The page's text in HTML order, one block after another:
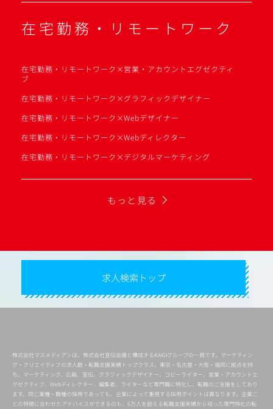
在宅勤務・リモートワーク
在宅勤務・リモートワーク×営業・アカウントエグゼクティ
ブ
在宅勤務・リモートワーク×グラフィックデザイナー
在宅勤務・リモートワーク×Webデザイナー
在宅勤務・リモートワーク×Webディレクター
在宅勤務・リモートワーク×デジタルマーケティング
もっと見る
求人検索トップ
株式会社マスメディアンは、株式会社宣伝会議と構成するKAIGIグループの一員です。マーケティン
グ・クリエイティブの求人数・転職支援実績トップクラス。東京・名古屋・大阪・福岡に拠点を持
ち、マーケティング、広報、宣伝、グラフィックデザイナー、コピーライター、営業・アカウントエ
グゼクティブ、Webディレクター、編集者、ライターなど専門職に特化し、転職のご支援をしており
ます。同じ業種・職種の採用であっても、企業によって重視する採用ポイントは異なります。企業ご
との特徴に合わせたアドバイスができるのも、6万人を超える転職支援実績から培った専門特化の転